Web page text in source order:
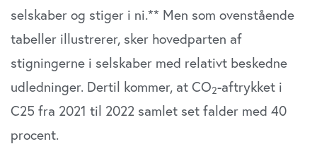
selskaber og stiger i ni.** Men som ovenstående
tabeller illustrerer, sker hovedparten af
stigningerne i selskaber med relativt beskedne
udledninger. Dertil kommer, at CO2-aftrykket i
C25 fra 2021 til 2022 samlet set falder med 40
procent.